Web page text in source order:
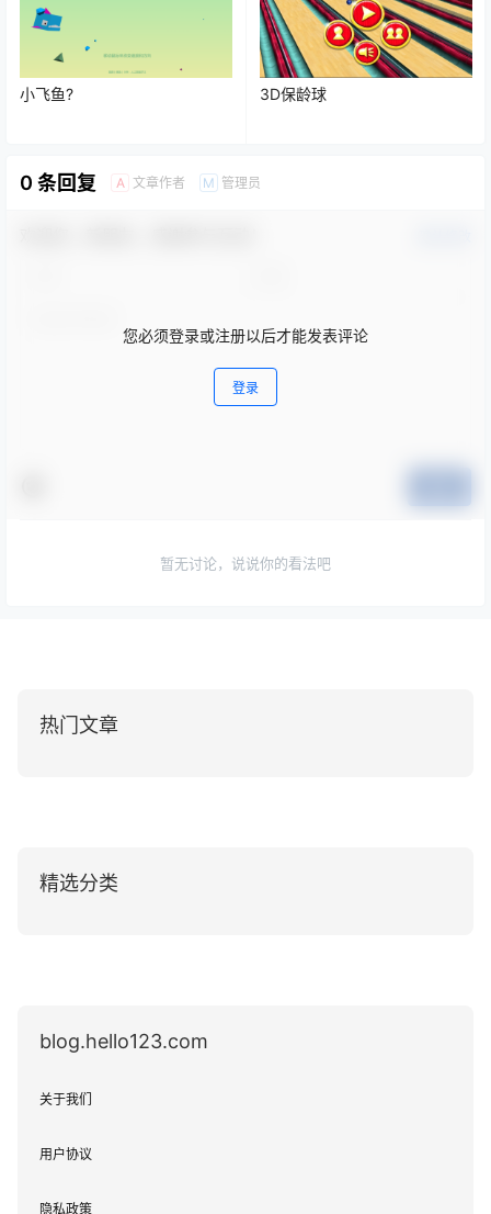
小飞鱼? 3D保龄球
0 条回复 A 文章作者 M 管理员
您必须登录或注册以后才能发表评论
登录
暂无讨论，说说你的看法吧
热门文章
精选分类
blog.hello123.com
关于我们
用户协议
隐私政策